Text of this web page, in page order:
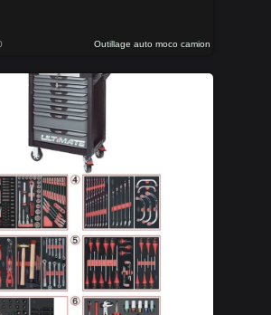
Outillage auto moco camion